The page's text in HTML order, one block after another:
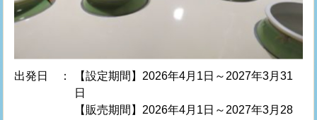
出発日 ：
【設定期間】2026年4月1日～2027年3月31
日
【販売期間】2026年4月1日～2027年3月28